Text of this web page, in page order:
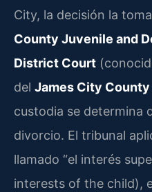
City, la decisión la
County Juvenile and
District Court
del James City
custodia se determina
divorcio. El tribunal
llamado “el interés
interests of the child),